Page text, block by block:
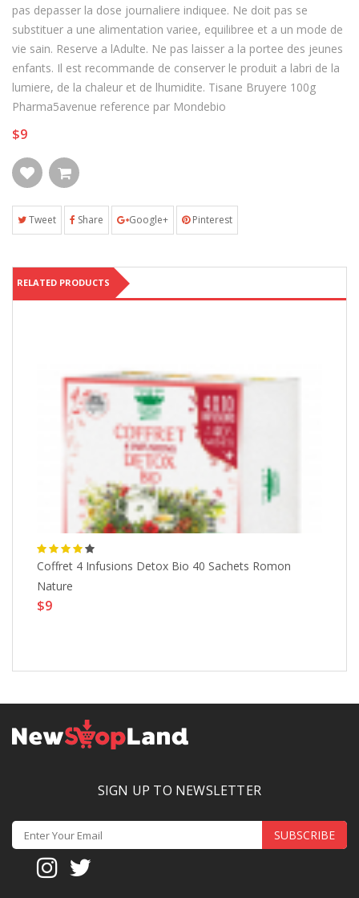
pas depasser la dose journaliere indiquee. Ne doit pas se
substituer a une alimentation variee, equilibree et a un mode de
vie sain. Reserve a lAdulte. Ne pas laisser a la portee des jeunes
enfants. Il est recommande de conserver le produit a labri de la
lumiere, de la chaleur et de lhumidite. Tisane Bruyere 100g
Pharma5avenue reference par Mondebio
$9
Tweet Share Google+ Pinterest
RELATED PRODUCTS
Coffret 4 Infusions Detox Bio 40 Sachets Romon
Nature
$9
SIGN UP TO NEWSLETTER
SUBSCRIBE